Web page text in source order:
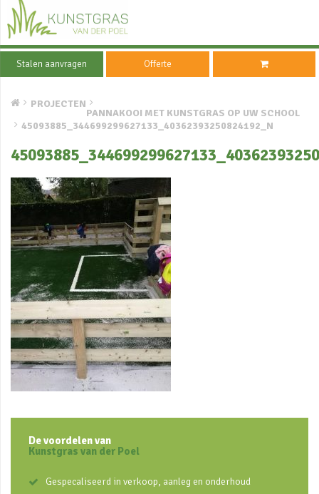
Stalen aanvragen Offerte
PROJECTEN
PANNAKOOI MET KUNSTGRAS OP UW SCHOOL
45093885_344699299627133_40362393250824192_N
De voordelen van
Kunstgras van der Poel
Gespecaliseerd in verkoop, aanleg en onderhoud